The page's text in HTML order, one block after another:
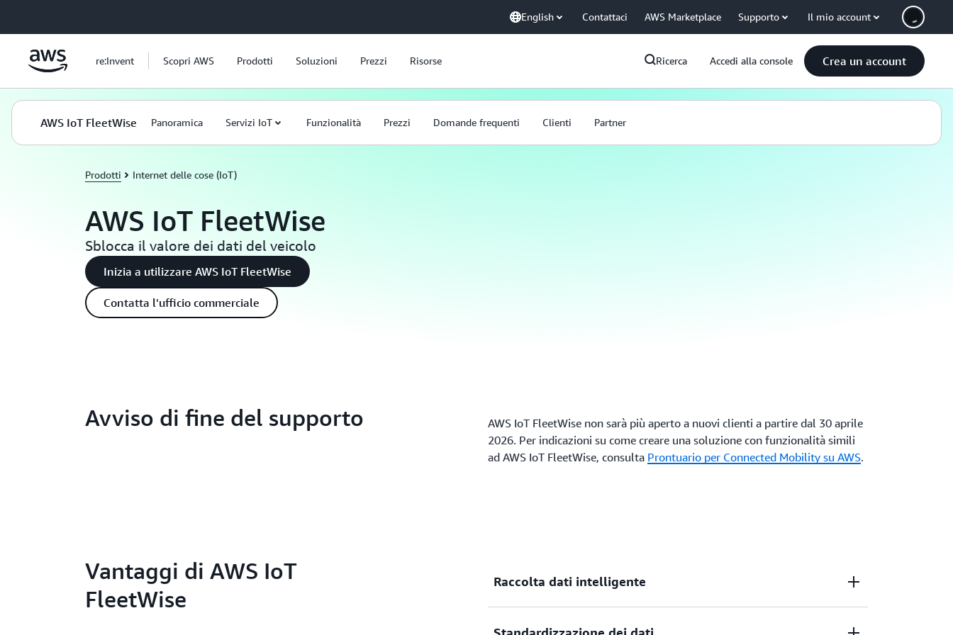
English Contattaci AWS Marketplace Supporto Il mio account
re:Invent Scopri AWS Prodotti Soluzioni Prezzi Risorse Ricerca Accedi alla console Crea un account
AWS IoT FleetWise Panoramica Servizi IoT Funzionalità Prezzi Domande frequenti Clienti Partner
Prodotti Internet delle cose (IoT)
AWS IoT FleetWise
Sblocca il valore dei dati del veicolo
Inizia a utilizzare AWS IoT FleetWise
Contatta l'ufficio commerciale
Avviso di fine del supporto
AWS IoT FleetWise non sarà più aperto a nuovi clienti a partire dal 30 aprile
2026. Per indicazioni su come creare una soluzione con funzionalità simili
ad AWS IoT FleetWise, consulta Prontuario per Connected Mobility su AWS.
Vantaggi di AWS IoT
FleetWise
Raccolta dati intelligente